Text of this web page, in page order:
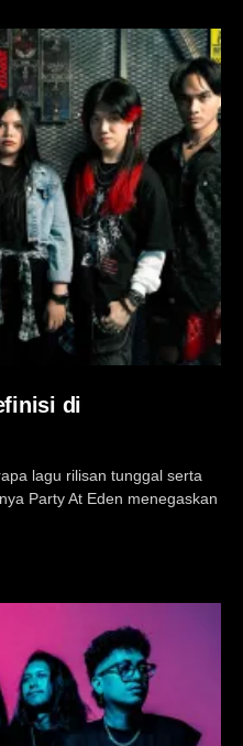
di
lagu rilisan tunggal serta
Party At Eden menegaskan